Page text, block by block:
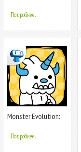
Подробнее...
Monster Evolution:
Подробнее...